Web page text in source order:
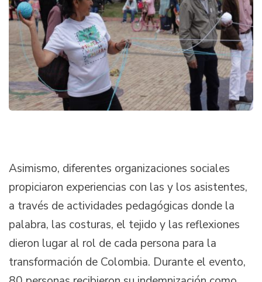
Asimismo, diferentes organizaciones sociales
propiciaron experiencias con las y los asistentes,
a través de actividades pedagógicas donde la
palabra, las costuras, el tejido y las reflexiones
dieron lugar al rol de cada persona para la
transformación de Colombia. Durante el evento,